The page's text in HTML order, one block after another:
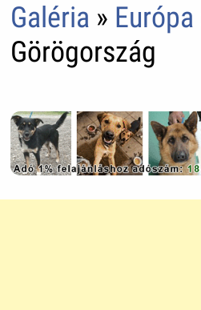
Galéria » Európa
Görögország